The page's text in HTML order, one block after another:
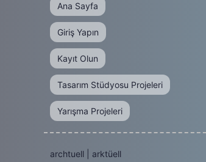
Ana Sayfa
Giriş Yapın
Kayıt Olun
Tasarım Stüdyosu Projeleri
Yarışma Projeleri
archtuell | arktüell